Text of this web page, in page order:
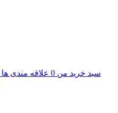
سبد خرید من 0 علاقه مندی ها